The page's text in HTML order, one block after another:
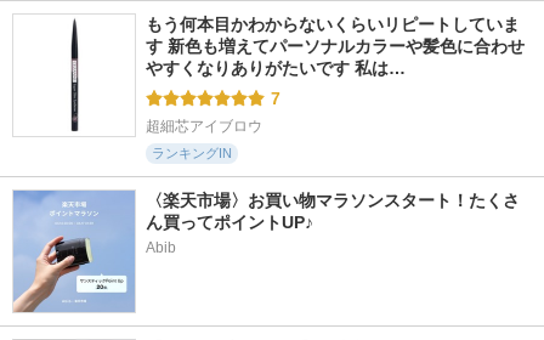
もう何本目かわからないくらいリピートしていま
す 新色も増えてパーソナルカラーや髪色に合わせ
やすくなりありがたいです 私は…
7
超細芯アイブロウ
ランキングIN
〈楽天市場〉お買い物マラソンスタート！たくさ
ん買ってポイントUP♪
Abib